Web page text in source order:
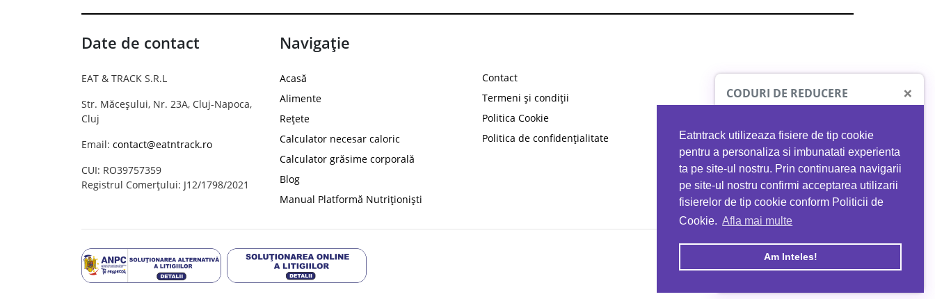
Eatntrack utilizeaza fisiere de tip cookie
pentru a personaliza si imbunatati experienta
ta pe site-ul nostru. Prin continuarea navigarii
pe site-ul nostru confirmi acceptarea utilizarii
fisierelor de tip cookie conform Politicii de
Cookie. Afla mai multe
Am Inteles!
Date de contact
EAT & TRACK S.R.L
Str. Măceșului, Nr. 23A, Cluj-Napoca,
Cluj
Email: contact@eatntrack.ro
CUI: RO39757359
Registrul Comerțului: J12/1798/2021
Navigație
Acasă
Alimente
Rețete
Calculator necesar caloric
Calculator grăsime corporală
Blog
Manual Platformă Nutriționiști
Contact
Termeni și condiții
Politica Cookie
Politica de confidențialitate
CODURI DE REDUCERE ×
PROTO41
reducere la orice comandă
EATNTRACK
MYPROTEIN
Ai40%reducere la orice comandă
folosind codul EATTRACK